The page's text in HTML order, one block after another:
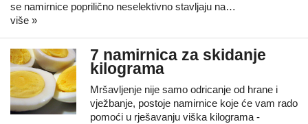
se namirnice poprilično neselektivno stavljaju na…
više »
7 namirnica za skidanje
kilograma
Mršavljenje nije samo odricanje od hrane i
vježbanje, postoje namirnice koje će vam rado
pomoći u rješavanju viška kilograma -